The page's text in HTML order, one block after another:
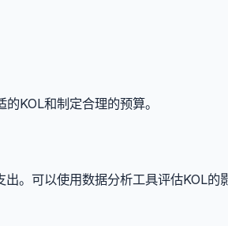
KOL和制定合理的预算。
。可以使用数据分析工具评估KOL的